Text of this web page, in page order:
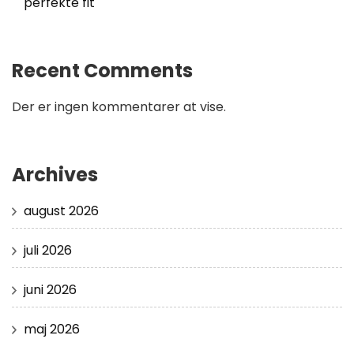
Recent Comments
Der er ingen kommentarer at vise.
Archives
august 2026
juli 2026
juni 2026
maj 2026